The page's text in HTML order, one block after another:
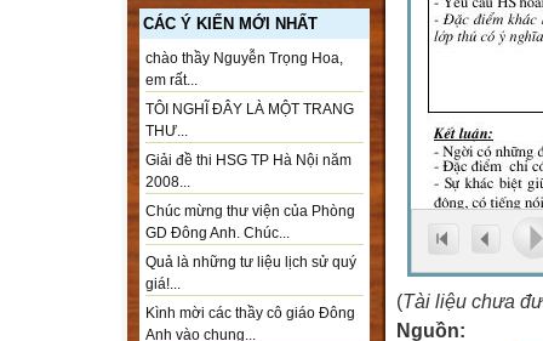
CÁC Ý KIẾN MỚI NHẤT
chào thầy Nguyễn Trọng Hoa,
em rất...
TÔI NGHĨ ĐÂY LÀ MỘT TRANG
THƯ...
Giải đề thi HSG TP Hà Nội năm
2008...
Chúc mừng thư viện của Phòng
GD Đông Anh. Chúc...
Quả là những tư liệu lịch sử quý
giá!...
Kình mời các thầy cô giáo Đông
Anh vào chung...
(Tài liệu chưa
Nguồn: